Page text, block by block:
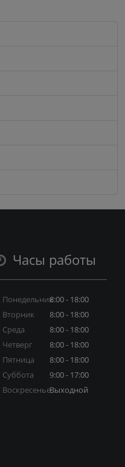
Часы работы
Понедельник
Вторник
Среда
Четверг
Пятница
Суббота
Воскресенье
8:00 - 18:00
8:00 - 18:00
8:00 - 18:00
8:00 - 18:00
8:00 - 18:00
9:00 - 17:00
Выходной